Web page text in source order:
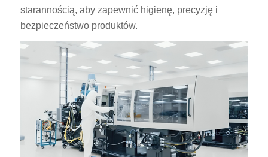
starannością, aby zapewnić higienę, precyzję i
bezpieczeństwo produktów.